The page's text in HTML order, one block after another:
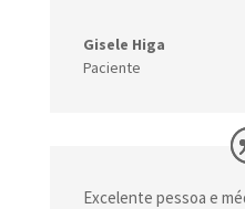
Gisele Higa
Paciente
Excelente pessoa e